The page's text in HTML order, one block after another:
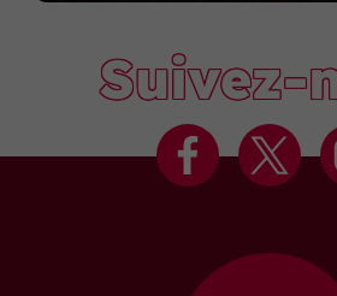
Suivez-